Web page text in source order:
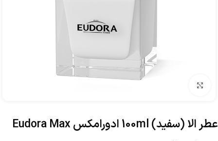
عطر الا (سفید) 100ml ادورامکس Eudora Max